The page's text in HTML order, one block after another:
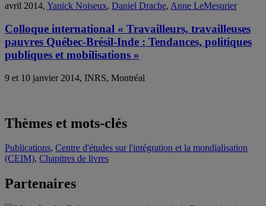
avril 2014, Yanick Noiseux, Daniel Drache, Anne LeMesurier
Colloque international « Travailleurs, travailleuses
pauvres Québec-Brésil-Inde : Tendances, politiques
publiques et mobilisations »
9 et 10 janvier 2014, INRS, Montréal
Thèmes et mots-clés
Publications, Centre d'études sur l'intégration et la mondialisation
(CEIM), Chapitres de livres
Partenaires